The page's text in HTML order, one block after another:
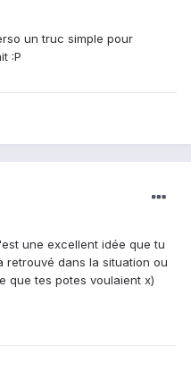
un truc simple pour
:P
une excellent idée que tu
retrouvé dans la situation ou
que tes potes voulaient x)